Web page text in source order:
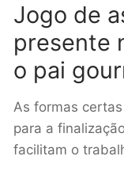
Jogo de
presente
o pai
As formas
para a
facilitam o